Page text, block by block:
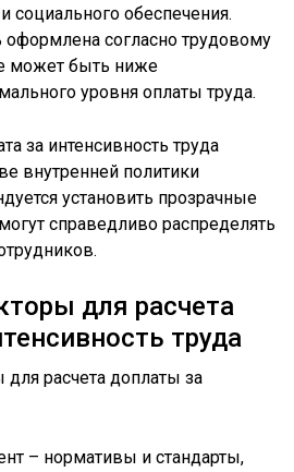
социального обеспечения.
согласно трудовому
может быть ниже
уровня оплаты труда.
за интенсивность труда
внутренней политики
установить прозрачные
справедливо распределять
для расчета
труда
– нормативы и стандарты,